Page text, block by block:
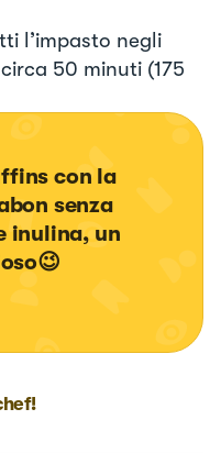
l’impasto negli
50 minuti (175
con la
senza
inulina, un